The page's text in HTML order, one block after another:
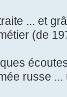
... et
(de
russe